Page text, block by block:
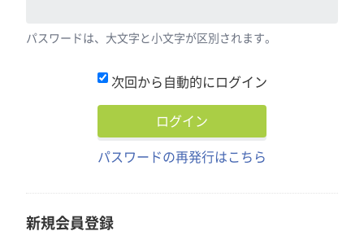
パスワードは、大文字と小文字が区別されます。
次回から自動的にログイン
パスワードの再発行はこちら
新規会員登録